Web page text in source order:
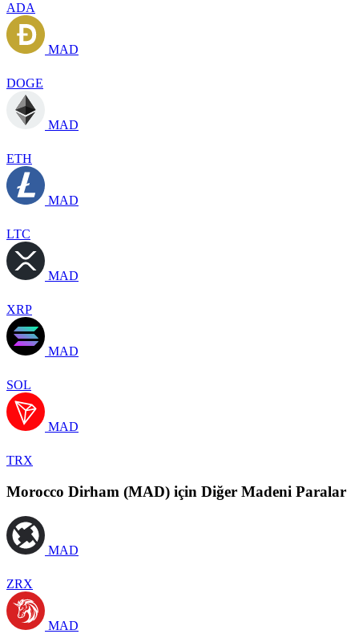
ADA
MAD
DOGE
MAD
ETH
MAD
LTC
MAD
XRP
MAD
SOL
MAD
TRX
Morocco Dirham (MAD) için Diğer Madeni Paralar
MAD
ZRX
MAD